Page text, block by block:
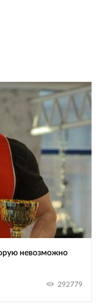
невозможно
292779